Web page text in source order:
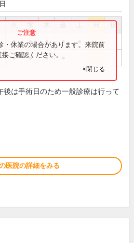
祝
● ● ● ●
● ● ●
・休業の場合があります。来院前
ご確認ください。
×閉じる
後は手術日のため一般診療は行って
医院の詳細をみる